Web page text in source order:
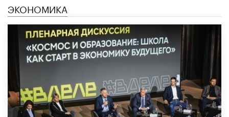
ЭКОНОМИКА